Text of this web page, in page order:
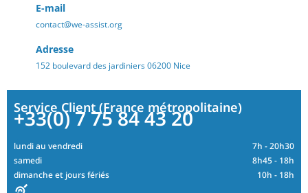
E-mail
contact@we-assist.org
Adresse
152 boulevard des jardiniers 06200 Nice
Service Client (France métropolitaine)
+33(0) 7 75 84 43 20
lundi au vendredi
7h - 20h30
samedi
8h45 - 18h
dimanche et jours fériés
10h - 18h